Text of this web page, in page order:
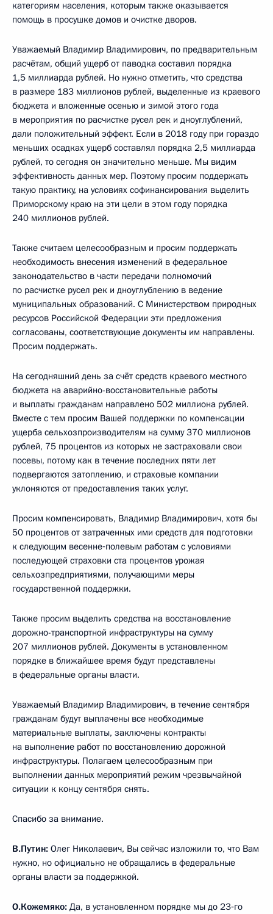
категориям населения, которым также оказывается
помощь в просушке домов и очистке дворов.
Уважаемый Владимир Владимирович, по предварительным
расчётам, общий ущерб от паводка составил порядка
1,5 миллиарда рублей. Но нужно отметить, что средства
в размере 183 миллионов рублей, выделенные из краевого
бюджета и вложенные осенью и зимой этого года
в мероприятия по расчистке русел рек и дноуглублений,
дали положительный эффект. Если в 2018 году при гораздо
меньших осадках ущерб составлял порядка 2,5 миллиарда
рублей, то сегодня он значительно меньше. Мы видим
эффективность данных мер. Поэтому просим поддержать
такую практику, на условиях софинансирования выделить
Приморскому краю на эти цели в этом году порядка
240 миллионов рублей.
Также считаем целесообразным и просим поддержать
необходимость внесения изменений в федеральное
законодательство в части передачи полномочий
по расчистке русел рек и дноуглублению в ведение
муниципальных образований. С Министерством природных
ресурсов Российской Федерации эти предложения
согласованы, соответствующие документы им направлены.
Просим поддержать.
На сегодняшний день за счёт средств краевого местного
бюджета на аварийно-восстановительные работы
и выплаты гражданам направлено 502 миллиона рублей.
Вместе с тем просим Вашей поддержки по компенсации
ущерба сельхозпроизводителям на сумму 370 миллионов
рублей, 75 процентов из которых не застраховали свои
посевы, потому как в течение последних пяти лет
подвергаются затоплению, и страховые компании
уклоняются от предоставления таких услуг.
Просим компенсировать, Владимир Владимирович, хотя бы
50 процентов от затраченных ими средств для подготовки
к следующим весенне‑полевым работам с условиями
последующей страховки ста процентов урожая
сельхозпредприятиями, получающими меры
государственной поддержки.
Также просим выделить средства на восстановление
дорожно-транспортной инфраструктуры на сумму
207 миллионов рублей. Документы в установленном
порядке в ближайшее время будут представлены
в федеральные органы власти.
Уважаемый Владимир Владимирович, в течение сентября
гражданам будут выплачены все необходимые
материальные выплаты, заключены контракты
на выполнение работ по восстановлению дорожной
инфраструктуры. Полагаем целесообразным при
выполнении данных мероприятий режим чрезвычайной
ситуации к концу сентября снять.
Спасибо за внимание.
В.Путин: Олег Николаевич, Вы сейчас изложили то, что Вам
нужно, но официально не обращались в федеральные
органы власти за поддержкой.
О.Кожемяко: Да, в установленном порядке мы до 23‑го